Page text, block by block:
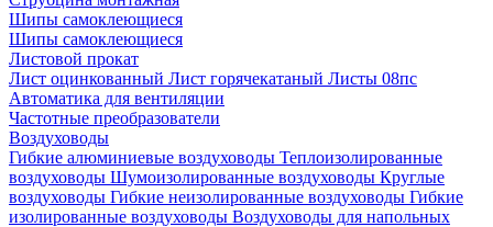
Шипы самоклеющиеся
Шипы самоклеющиеся
Листовой прокат
Лист оцинкованный Лист горячекатаный Листы 08пс
Автоматика для вентиляции
Частотные преобразователи
Воздуховоды
Гибкие алюминиевые воздуховоды Теплоизолированные
воздуховоды Шумоизолированные воздуховоды Круглые
воздуховоды Гибкие неизолированные воздуховоды Гибкие
изолированные воздуховоды Воздуховоды для напольных